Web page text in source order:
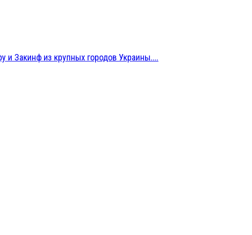
и Закинф из крупных городов Украины....